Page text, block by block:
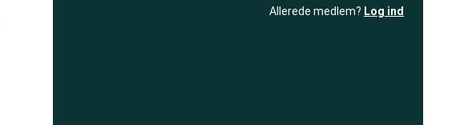
Allerede medlem? Log ind